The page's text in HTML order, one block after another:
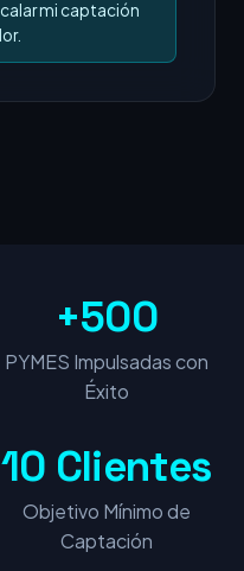
mi captación
+500
PYMES Impulsadas con
Éxito
10 Clientes
Objetivo Mínimo de
Captación